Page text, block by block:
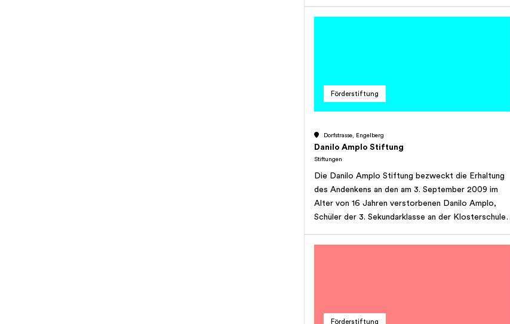
insbesondere Grundstücke erwerben, um den
von Werken, die mit Bruder Klaus und Dorothee
Selbständigen und Dauernden Rechts Nr. 40004, GB
Sachseln (Baurecht für Altes Pfarrhaus).
Förderstiftung
Dorfstrasse, Engelberg
Danilo Amplo Stiftung
Stiftungen
Die Danilo Amplo Stiftung bezweckt die Erhaltung
des Andenkens an den am 3. September 2009 im
Alter von 16 Jahren verstorbenen Danilo Amplo,
Schüler der 3. Sekundarklasse an der Klosterschule
während 20 Jahren ab Errichtung der Stiftung
500.00 ausgerichtet werden, wobei der Preisträger
Förderstiftung